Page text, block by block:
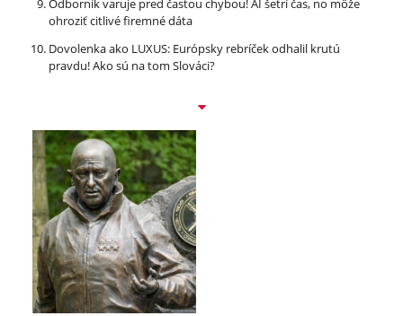
Odborník varuje pred častou chybou! AI šetrí čas, no môže
ohroziť citlivé firemné dáta
Dovolenka ako LUXUS: Európsky rebríček odhalil krutú
pravdu! Ako sú na tom Slováci?